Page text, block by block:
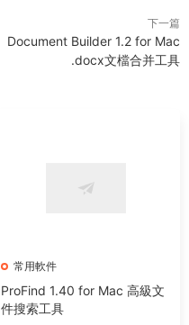
下一篇
Document Builder 1.2 for Mac
.docx文檔合并工具
常用軟件
ProFind 1.40 for Mac 高級文
件搜索工具